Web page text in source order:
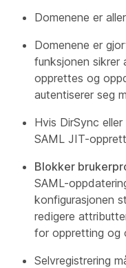
Domenene er
Domenene er
funksjonen
opprettes og
autentiserer seg
Hvis DirSync
SAML JIT-
Blokker
SAML-
konfigurasjonen
redigere
for oppretting og
Selvregistrering